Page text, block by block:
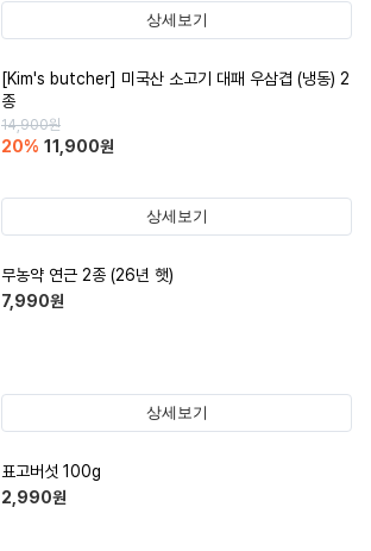
상세보기
[Kim's butcher] 미국산 소고기 대패 우삼겹 (냉동) 2
종
14,900원
20% 11,900원
상세보기
무농약 연근 2종 (26년 햇)
7,990원
상세보기
표고버섯 100g
2,990원